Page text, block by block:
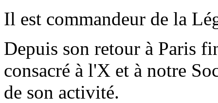
Il est commandeur de la
Depuis son retour à Paris
consacré à l'X et à notre
de son activité.